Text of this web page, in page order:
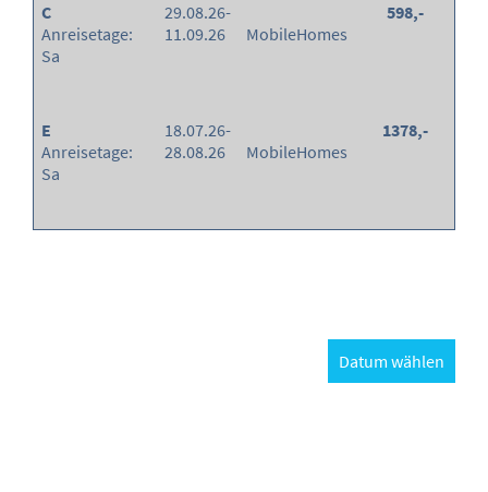
C
Anreisetage:
Sa
29.08.26-
11.09.26
MobileHomes
598,-
E
Anreisetage:
Sa
18.07.26-
28.08.26
MobileHomes
1378,-
Datum wählen